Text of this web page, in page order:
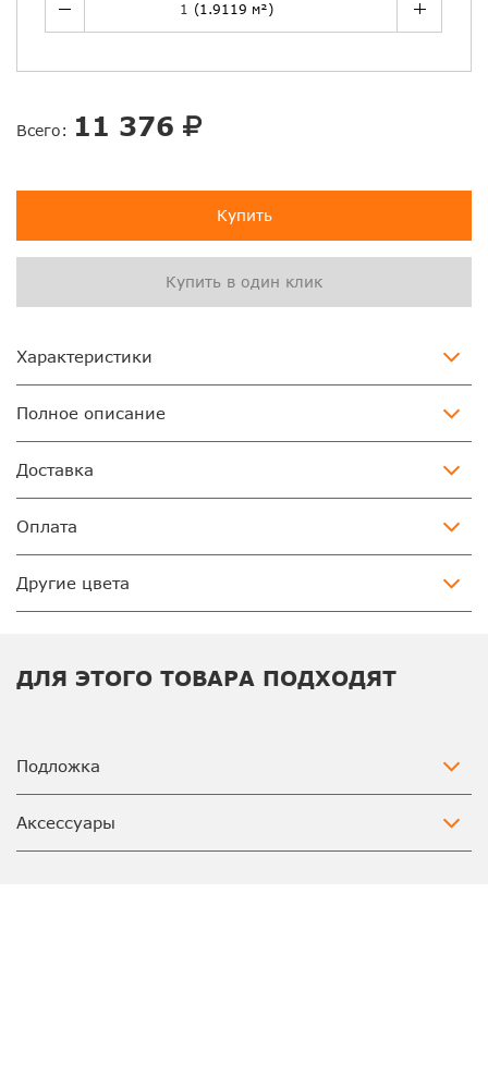
Всего: 11 376
Купить
Купить в один клик
Характеристики
Полное описание
Доставка
Оплата
Другие цвета
ДЛЯ ЭТОГО ТОВАРА ПОДХОДЯТ
Подложка
Аксессуары